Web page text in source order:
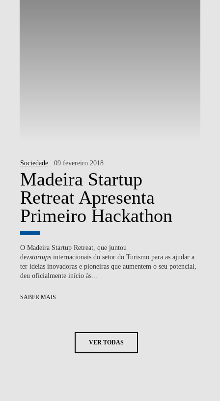
Sociedade . 09 fevereiro 2018
Madeira Startup
Retreat Apresenta
Primeiro Hackathon
O Madeira Startup Retreat, que juntou
dezstartups internacionais do setor do Turismo para as ajudar a
ter ideias inovadoras e pioneiras que aumentem o seu potencial,
deu oficialmente início às...
SABER MAIS
VER TODAS